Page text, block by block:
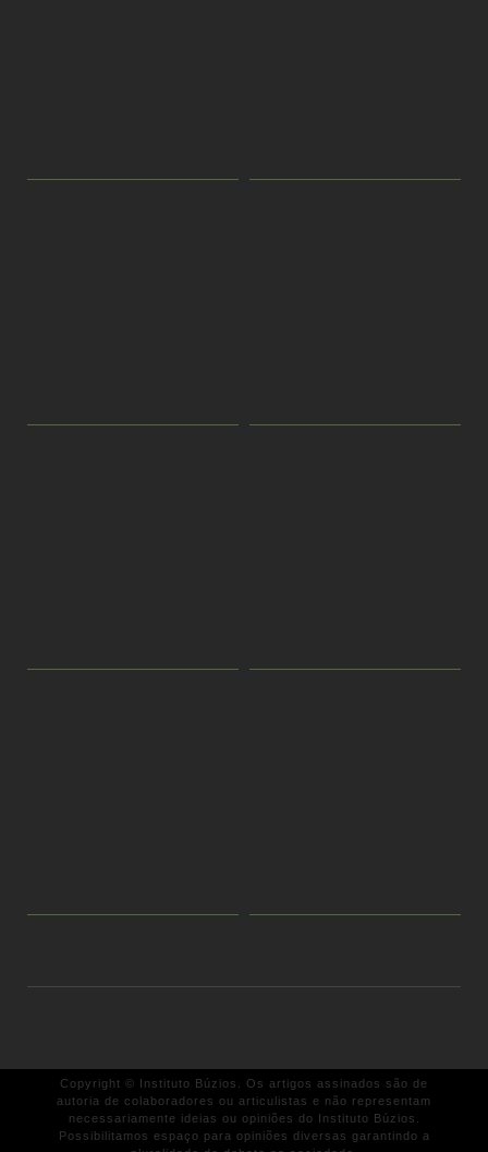
Copyright © Instituto Búzios. Os artigos assinados são de
autoria de colaboradores ou articulistas e não representam
necessariamente ideias ou opiniões do Instituto Búzios.
Possibilitamos espaço para opiniões diversas garantindo a